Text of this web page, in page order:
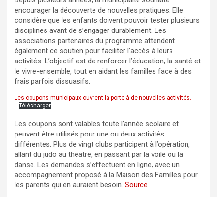
encourager la découverte de nouvelles pratiques. Elle
considère que les enfants doivent pouvoir tester plusieurs
disciplines avant de s’engager durablement. Les
associations partenaires du programme attendent
également ce soutien pour faciliter l’accès à leurs
activités. L’objectif est de renforcer l’éducation, la santé et
le vivre-ensemble, tout en aidant les familles face à des
frais parfois dissuasifs.
Les coupons municipaux ouvrent la porte à de nouvelles activités.
Télécharger
Les coupons sont valables toute l’année scolaire et
peuvent être utilisés pour une ou deux activités
différentes. Plus de vingt clubs participent à l’opération,
allant du judo au théâtre, en passant par la voile ou la
danse. Les demandes s’effectuent en ligne, avec un
accompagnement proposé à la Maison des Familles pour
les parents qui en auraient besoin. Source